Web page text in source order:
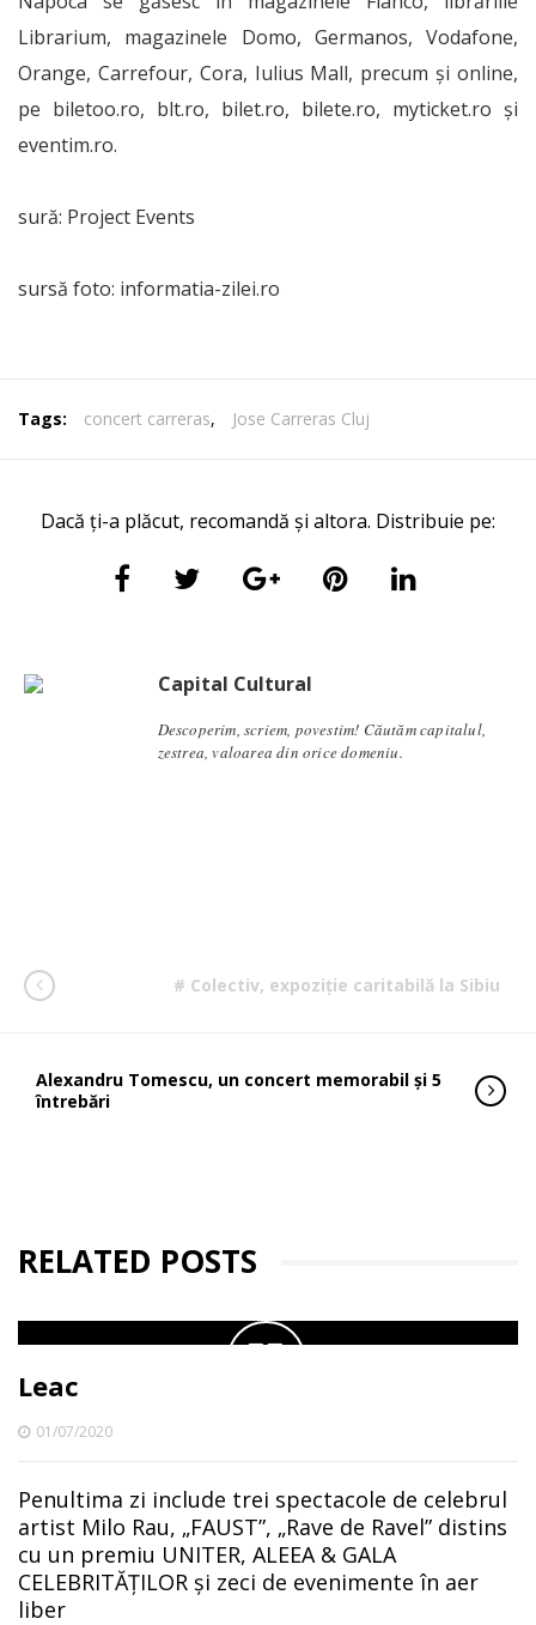
Librarium, magazinele Domo, Germanos, Vodafone,
Orange, Carrefour, Cora, Iulius Mall, precum şi online,
pe biletoo.ro, blt.ro, bilet.ro, bilete.ro, myticket.ro şi
eventim.ro.
sură: Project Events
sursă foto: informatia-zilei.ro
Tags: concert carreras, Jose Carreras Cluj
Dacă ți-a plăcut, recomandă și altora. Distribuie pe:
Capital Cultural
Descoperim, scriem, povestim! Căutăm capitalul,
zestrea, valoarea din orice domeniu.
# Colectiv, expoziție caritabilă la Sibiu
Alexandru Tomescu, un concert memorabil și 5
întrebări
RELATED POSTS
Leac
01/07/2020
Penultima zi include trei spectacole de celebrul
artist Milo Rau, „FAUST”, „Rave de Ravel” distins
cu un premiu UNITER, ALEEA & GALA
CELEBRITĂȚILOR și zeci de evenimente în aer
liber